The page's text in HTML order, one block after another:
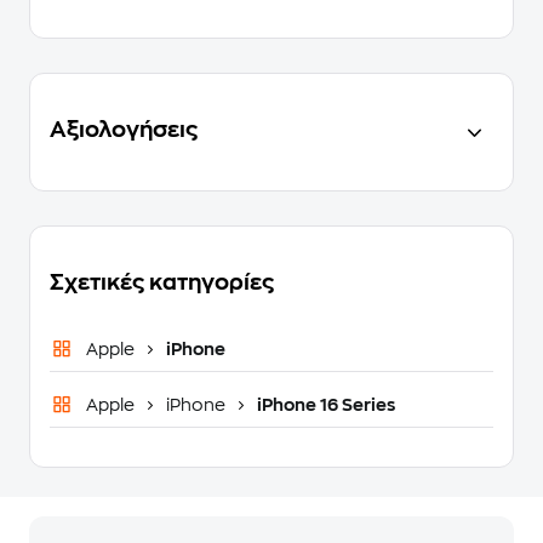
Αξιολογήσεις
Σχετικές κατηγορίες
Apple iPhone
Apple iPhone iPhone 16 Series